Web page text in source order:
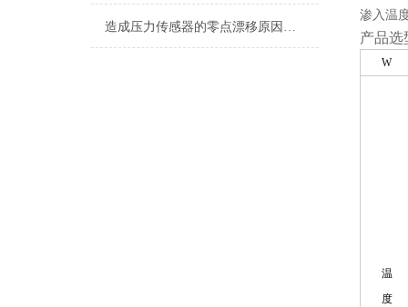
造成压力传感器的零点漂移原因是什么？
渗入温
产品选
W
温
度